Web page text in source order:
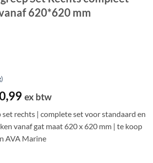
620*620 mm
Huidige
is:
€ 20,99.
ex btw
set rechts | complete set voor standaard en
vanaf gat maat 620 x 620 mm | te koop
AVA Marine